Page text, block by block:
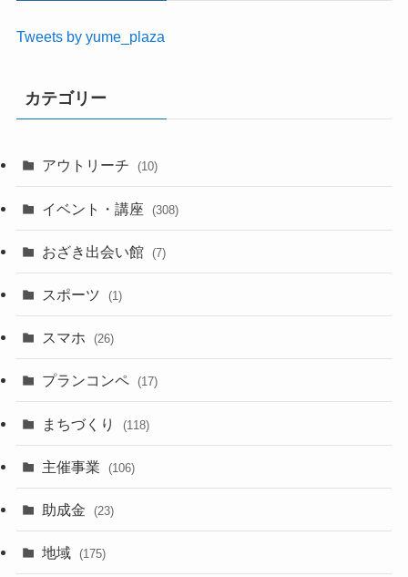
Tweets by yume_plaza
カテゴリー
アウトリーチ (10)
イベント・講座 (308)
おざき出会い館 (7)
スポーツ (1)
スマホ (26)
プランコンペ (17)
まちづくり (118)
主催事業 (106)
助成金 (23)
地域 (175)